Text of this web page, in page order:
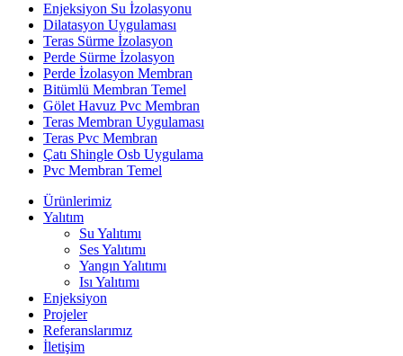
Enjeksiyon Su İzolasyonu
Dilatasyon Uygulaması
Teras Sürme İzolasyon
Perde Sürme İzolasyon
Perde İzolasyon Membran
Bitümlü Membran Temel
Gölet Havuz Pvc Membran
Teras Membran Uygulaması
Teras Pvc Membran
Çatı Shingle Osb Uygulama
Pvc Membran Temel
Ürünlerimiz
Yalıtım
Su Yalıtımı
Ses Yalıtımı
Yangın Yalıtımı
Isı Yalıtımı
Enjeksiyon
Projeler
Referanslarımız
İletişim